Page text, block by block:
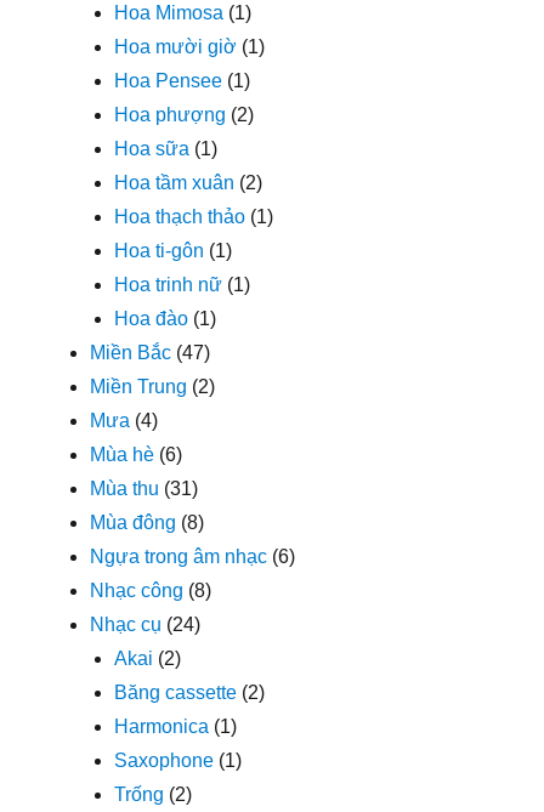
Hoa Mimosa (1)
Hoa mười giờ (1)
Hoa Pensee (1)
Hoa phượng (2)
Hoa sữa (1)
Hoa tầm xuân (2)
Hoa thạch thảo (1)
Hoa ti-gôn (1)
Hoa trinh nữ (1)
Hoa đào (1)
Miền Bắc (47)
Miền Trung (2)
Mưa (4)
Mùa hè (6)
Mùa thu (31)
Mùa đông (8)
Ngựa trong âm nhạc (6)
Nhạc công (8)
Nhạc cụ (24)
Akai (2)
Băng cassette (2)
Harmonica (1)
Saxophone (1)
Trống (2)